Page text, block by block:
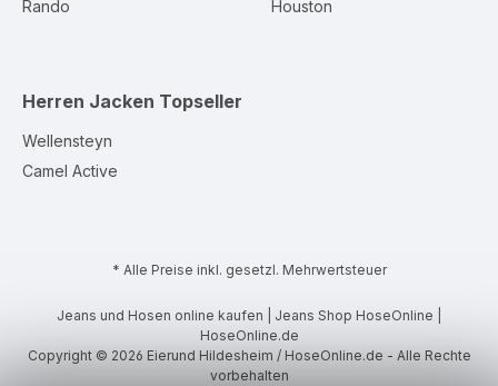
Rando Houston
Herren Jacken Topseller
Wellensteyn
Camel Active
* Alle Preise inkl. gesetzl. Mehrwertsteuer
Jeans und Hosen online kaufen | Jeans Shop HoseOnline |
HoseOnline.de
Copyright © 2026 Eierund Hildesheim / HoseOnline.de - Alle Rechte
vorbehalten